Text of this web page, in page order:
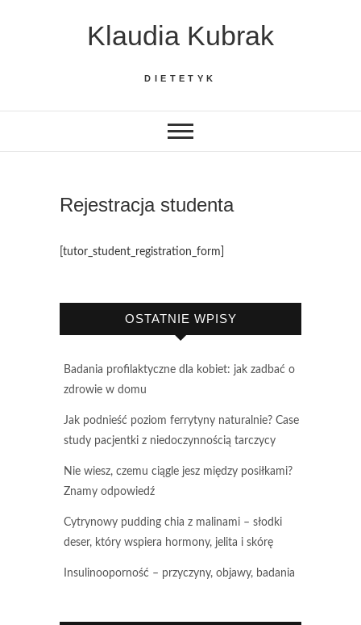
Klaudia Kubrak
DIETETYK
Rejestracja studenta
[tutor_student_registration_form]
OSTATNIE WPISY
Badania profilaktyczne dla kobiet: jak zadbać o
zdrowie w domu
Jak podnieść poziom ferrytyny naturalnie? Case
study pacjentki z niedoczynnością tarczycy
Nie wiesz, czemu ciągle jesz między posiłkami?
Znamy odpowiedź
Cytrynowy pudding chia z malinami – słodki
deser, który wspiera hormony, jelita i skórę
Insulinooporność – przyczyny, objawy, badania